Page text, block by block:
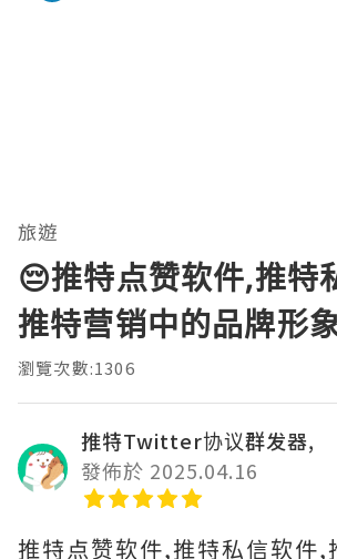
旅遊
😔推特点赞软件,推特
推特营销中的品牌形
瀏覽次數:1306
推特Twitter协议群发器,
發佈於 2025.04.16
推特点赞软件,推特私信软件,